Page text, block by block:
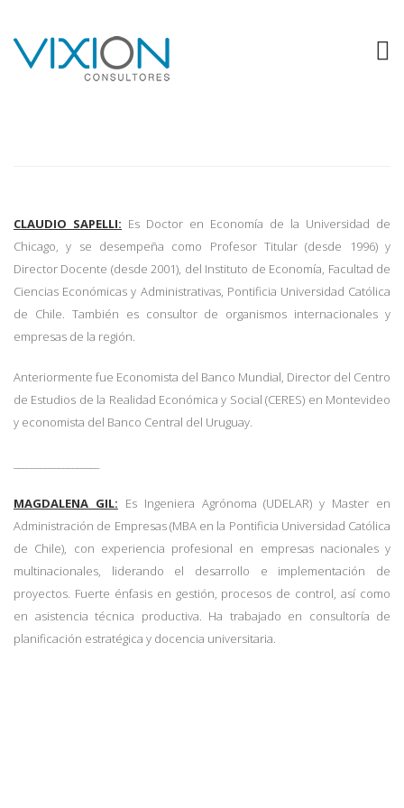
Asociados
CLAUDIO SAPELLI: Es Doctor en Economía de la Universidad de
Chicago, y se desempeña como Profesor Titular (desde 1996) y
Director Docente (desde 2001), del Instituto de Economía, Facultad de
Ciencias Económicas y Administrativas, Pontificia Universidad Católica
de Chile. También es consultor de organismos internacionales y
empresas de la región.
Anteriormente fue Economista del Banco Mundial, Director del Centro
de Estudios de la Realidad Económica y Social (CERES) en Montevideo
y economista del Banco Central del Uruguay.
MAGDALENA GIL: Es Ingeniera Agrónoma (UDELAR) y Master en
Administración de Empresas (MBA en la Pontificia Universidad Católica
de Chile), con experiencia profesional en empresas nacionales y
multinacionales, liderando el desarrollo e implementación de
proyectos. Fuerte énfasis en gestión, procesos de control, así como
en asistencia técnica productiva. Ha trabajado en consultoría de
planificación estratégica y docencia universitaria.